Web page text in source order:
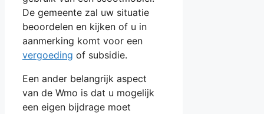
De gemeente zal uw situatie
beoordelen en kijken of u in
aanmerking komt voor een
vergoeding of subsidie.
Een ander belangrijk aspect
van de Wmo is dat u mogelijk
een eigen bijdrage moet